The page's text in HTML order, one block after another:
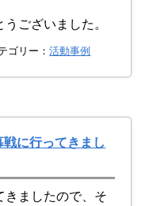
ございました。
リー：活動事例
戦に行ってきまし
きましたので、そ